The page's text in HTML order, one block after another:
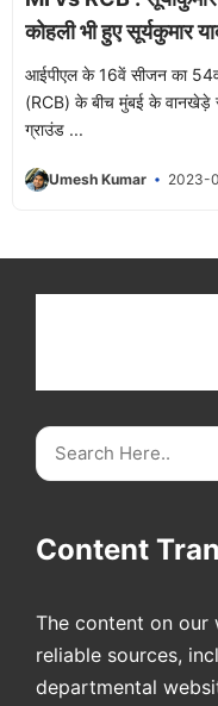
कोहली भी हुए सूर्यकुमार
आईपीएल के 16वें सीजन का
(RCB) के बीच मुंबई के वानखेड़े
ग्राउंड ...
Umesh Kumar 2023-
Search
Content
The content on our
reliable sources,
departmental